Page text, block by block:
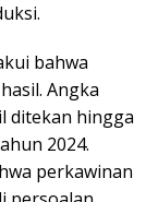
bahwa
Angka
ditekan hingga
2024.
perkawinan